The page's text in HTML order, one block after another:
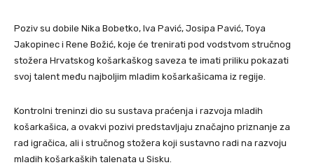
Poziv su dobile Nika Bobetko, Iva Pavić, Josipa Pavić, Toya
Jakopinec i Rene Božić, koje će trenirati pod vodstvom stručnog
stožera Hrvatskog košarkaškog saveza te imati priliku pokazati
svoj talent među najboljim mladim košarkašicama iz regije.
Kontrolni treninzi dio su sustava praćenja i razvoja mladih
košarkašica, a ovakvi pozivi predstavljaju značajno priznanje za
rad igračica, ali i stručnog stožera koji sustavno radi na razvoju
mladih košarkaških talenata u Sisku.